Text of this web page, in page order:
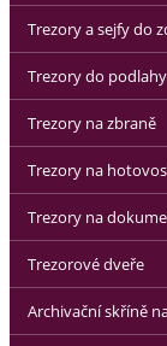
Trezory a sejfy do
Trezory do podlahy
Trezory na zbraně
Trezory na
Trezory na
Trezorové dveře
Archivační skříně